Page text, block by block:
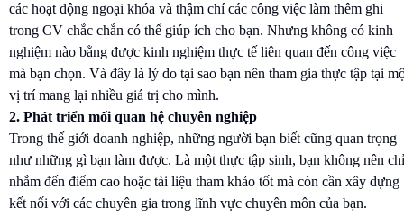
các hoạt động ngoại khóa và thậm chí các công việc làm thêm ghi
trong CV chắc chắn có thể giúp ích cho bạn. Nhưng không có kinh
nghiệm nào bằng được kinh nghiệm thực tế liên quan đến công việc
mà bạn chọn. Và đây là lý do tại sao bạn nên tham gia thực tập tại
vị trí mang lại nhiều giá trị cho mình.
2. Phát triển mối quan hệ chuyên nghiệp
Trong thế giới doanh nghiệp, những người bạn biết cũng quan trọng
như những gì bạn làm được. Là một thực tập sinh, bạn không nên chỉ
nhắm đến điểm cao hoặc tài liệu tham khảo tốt mà còn cần xây dựng
kết nối với các chuyên gia trong lĩnh vực chuyên môn của bạn.